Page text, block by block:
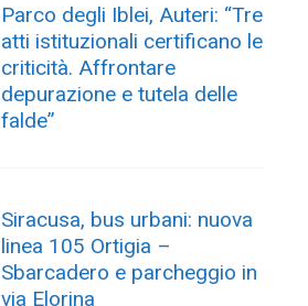
Parco degli Iblei, Auteri: “Tre
atti istituzionali certificano le
criticità. Affrontare
depurazione e tutela delle
falde”
Siracusa, bus urbani: nuova
linea 105 Ortigia –
Sbarcadero e parcheggio in
via Elorina